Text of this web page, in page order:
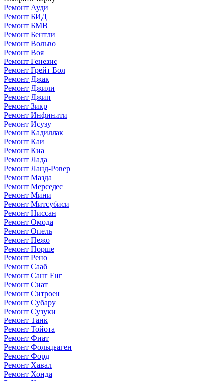
Ремонт Ауди
Ремонт БИД
Ремонт БМВ
Ремонт Бентли
Ремонт Вольво
Ремонт Воя
Ремонт Генезис
Ремонт Грейт Вол
Ремонт Джак
Ремонт Джили
Ремонт Джип
Ремонт Зикр
Ремонт Инфинити
Ремонт Исузу
Ремонт Кадиллак
Ремонт Каи
Ремонт Киа
Ремонт Лада
Ремонт Ланд-Ровер
Ремонт Мазда
Ремонт Мерседес
Ремонт Мини
Ремонт Митсубиси
Ремонт Ниссан
Ремонт Омода
Ремонт Опель
Ремонт Пежо
Ремонт Порше
Ремонт Рено
Ремонт Сааб
Ремонт Санг Енг
Ремонт Сиат
Ремонт Ситроен
Ремонт Субару
Ремонт Сузуки
Ремонт Танк
Ремонт Тойота
Ремонт Фиат
Ремонт Фольцваген
Ремонт Форд
Ремонт Хавал
Ремонт Хонда